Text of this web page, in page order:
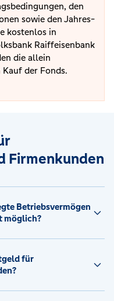
den
sowie den Jahres-
kostenlos in
Raiffeisenbank
die allein
der Fonds.
Firmenkunden
Betriebsvermögen
möglich?
für